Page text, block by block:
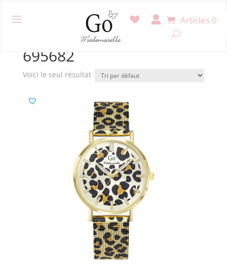
Articles 0
/ Produit Référence / 695682
695682
Voici le seul résultat